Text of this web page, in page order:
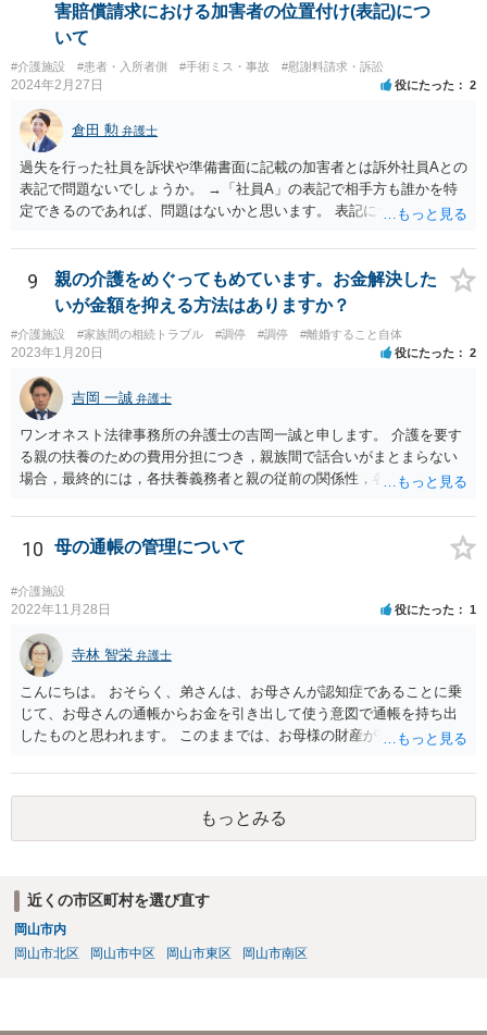
害賠償請求における加害者の位置付け(表記)につ
いて
#介護施設 #患者・入所者側 #手術ミス・事故 #慰謝料請求・訴訟
2024年2月27日 役にたった 2
倉田 勲 弁護士
過失を行った社員を訴状や準備書面に記載の加害者とは訴外社員Aとの
表記で問題ないでしょうか。 →「社員A」の表記で相手方も誰かを特
定できるのであれば、問題はないかと思います。 表記について問題が
それに従ってください。
9
親の介護をめぐってもめています。お金解決した
いが金額を抑える方法はありますか？
#介護施設 #家族間の相続トラブル #調停 #調停 #離婚すること自体
2023年1月20日 役にたった 2
吉岡 一誠 弁護士
ワンオネスト法律事務所の弁護士の吉岡一誠と申します。 介護を要す
る親の扶養のための費用分担につき，親族間で話合いがまとまらない
場合，最終的には，各扶養義務者と親の従前の関係性，各扶養義務者
します（審判）。審判においては，相談者様と弟，叔父，そして離婚
成立前であればお父様も必ず当事者として申立をすることになりま
と別居して関係が疎遠であったこと（弟比べて親から経済的に支えて
もらった程度が低いようならその旨も）や，現在の日常生活における
収支状況として余剰が少ないことなどを，できる限り客観的な資料を
示しつつ主張立証することが望ましいでしょう。 裁判上，分担すべき
介護費については，平均的な金額が定められるので，他の扶養義務者
が過度に高額な費用をかけようとしているなら，過剰な部分について
相談者様が支払う必要はないでしょう。 なお，その他挙げていただい
たような事情は，一般的に介護費等の分担割合を定める上で考慮され
10 母の通帳の管理について
#介護施設
2022年11月28日 役にたった 1
寺林 智栄 弁護士
こんにちは。 おそらく、弟さんは、お母さんが認知症であることに乗
じて、お母さんの通帳からお金を引き出して使う意図で通帳を持ち出
したものと思われます。 このままでは、お母様の財産が逸出するのを
って通帳とカードの盗難届を出し、新たに通帳とカードを発行しても
らうことです。 そして、貸金庫に預けるなどして弟さんが使えないよ
うにするのが良いでしょう。 また、成年後見の申立をして通帳を後見
人が管理できるようにすることも必要かと思います。 この点について
めします。
もっとみる
近くの市区町村を選び直す
岡山市内
岡山市北区
岡山市中区 岡山市東区 岡山市南区